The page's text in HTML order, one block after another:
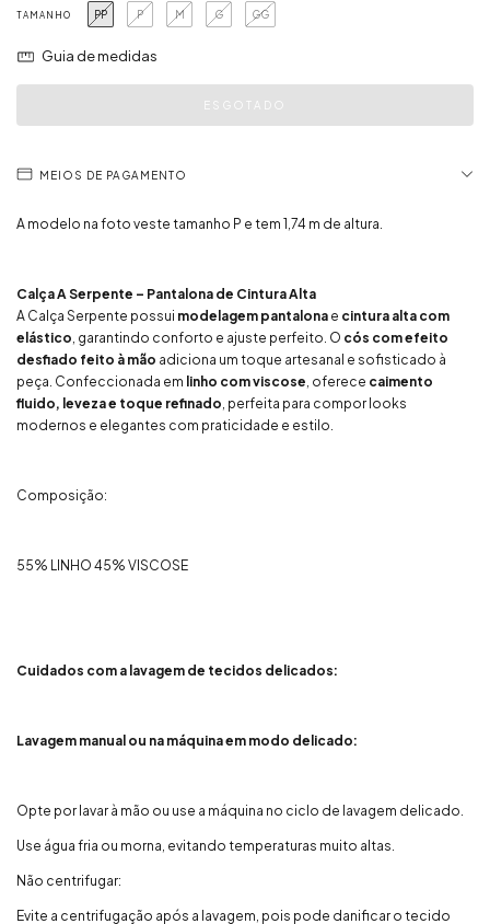
TAMANHO PP P M G GG
Guia de medidas
MEIOS DE PAGAMENTO
A modelo na foto veste tamanho P e tem 1,74 m de altura.
Calça A Serpente – Pantalona de Cintura Alta
A Calça Serpente possui modelagem pantalona e cintura alta com
elástico , garantindo conforto e ajuste perfeito. O cós com efeito
desfiado feito à mão adiciona um toque artesanal e sofisticado à
peça. Confeccionada em linho com viscose , oferece caimento
fluido, leveza e toque refinado , perfeita para compor looks
modernos e elegantes com praticidade e estilo.
Composição:
55% LINHO 45% VISCOSE
Cuidados com a lavagem de tecidos delicados:
Lavagem manual ou na máquina em modo delicado:
Opte por lavar à mão ou use a máquina no ciclo de lavagem delicado.
Use água fria ou morna, evitando temperaturas muito altas.
Não centrifugar:
Evite a centrifugação após a lavagem, pois pode danificar o tecido